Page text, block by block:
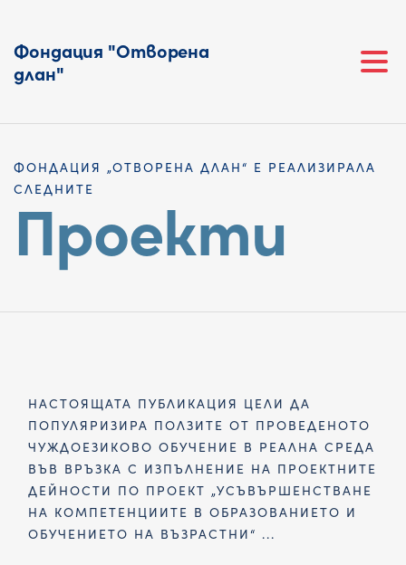
Фондация "Отворена
длан"
ФОНДАЦИЯ „ОТВОРЕНА ДЛАН“ Е РЕАЛИЗИРАЛА
СЛЕДНИТЕ
Проекти
НАСТОЯЩАТА ПУБЛИКАЦИЯ ЦЕЛИ ДА
ПОПУЛЯРИЗИРА ПОЛЗИТЕ ОТ ПРОВЕДЕНОТО
ЧУЖДОЕЗИКОВО ОБУЧЕНИЕ В РЕАЛНА СРЕДА
ВЪВ ВРЪЗКА С ИЗПЪЛНЕНИЕ НА ПРОЕКТНИТЕ
ДЕЙНОСТИ ПО ПРОЕКТ „УСЪВЪРШЕНСТВАНЕ
НА КОМПЕТЕНЦИИТЕ В ОБРАЗОВАНИЕТО И
ОБУЧЕНИЕТО НА ВЪЗРАСТНИ“ ...